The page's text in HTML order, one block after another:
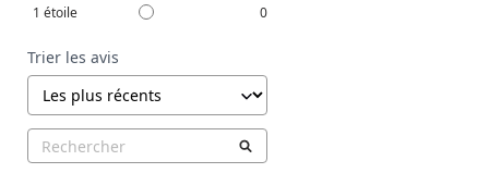
1 étoile 0
Trier les avis